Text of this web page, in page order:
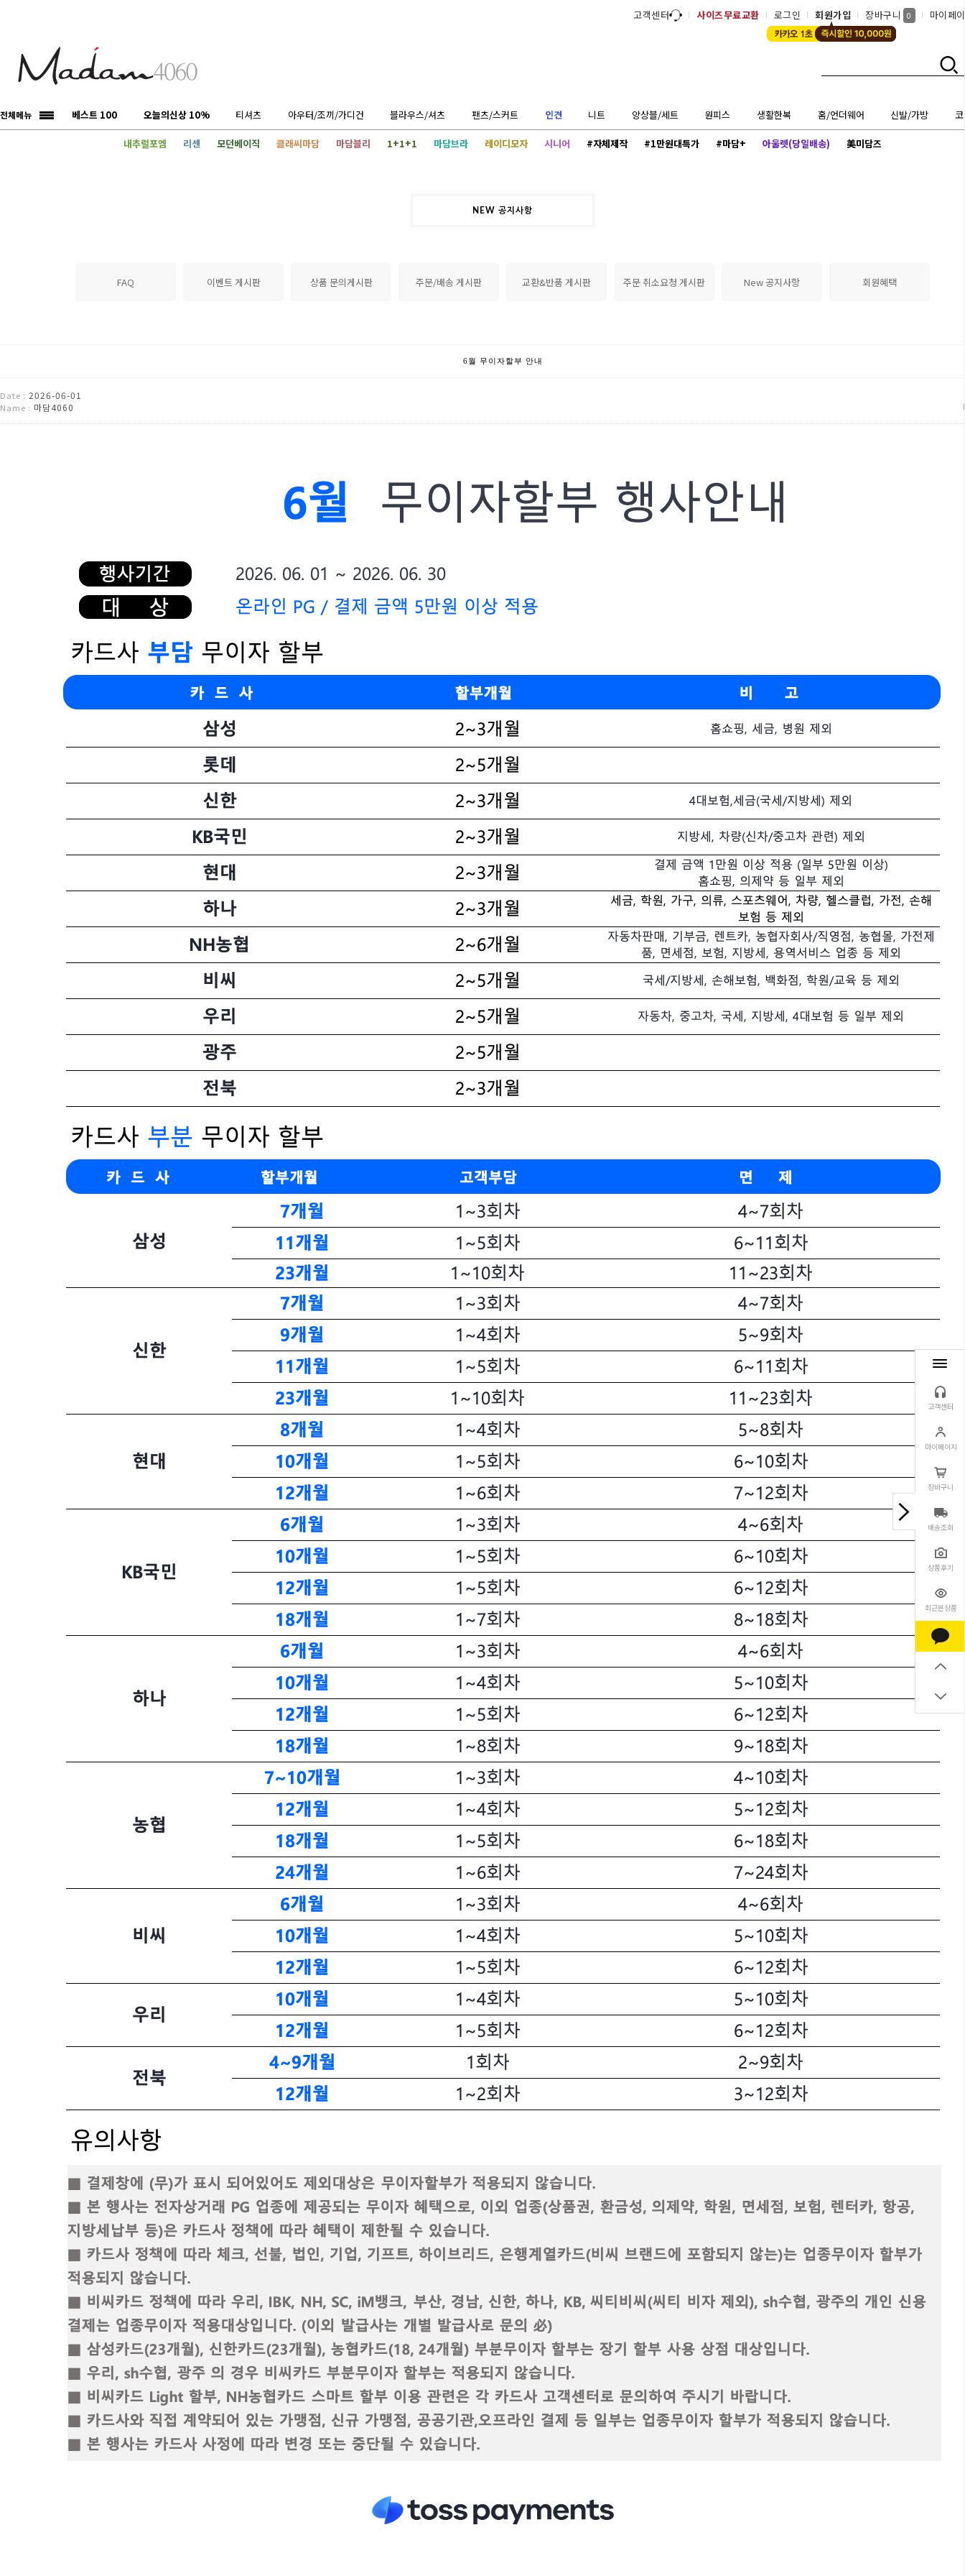
고객센터
마이페이지
장바구니
배송조회
상품후기
최근본상품
고객센터 사이즈무료교환 로그인 회원가입 장바구니 0 마이페
전체메뉴 베스트 100 오늘의신상 10% 티셔츠 아우터/조끼/가디건 블라우스/셔츠 팬츠/스커트 인견 니트 앙상블/세트 원피스 생활한복 홈/언더웨어 신발/가방
내추럴포엠 리센 모던베이직 클래씨마담 마담블리 1+1+1 마담브라 레이디모자 시니어 #자체제작 #1만원대특가 #마담+ 아울렛(당일배송) 美미담즈
NEW 공지사항
FAQ 이벤트 게시판 상품 문의게시판 주문/배송 게시판 교환&반품 게시판 주문 취소요청 게시판 New 공지사항 회원혜택
6월 무이자할부 안내
Date : 2026-06-01
Name : 마담4060